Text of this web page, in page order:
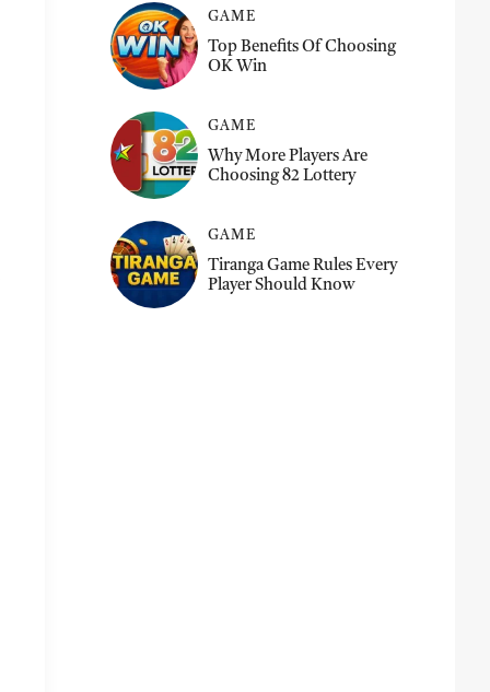
GAME
Top Benefits Of Choosing
OK Win
GAME
Why More Players Are
Choosing 82 Lottery
GAME
Tiranga Game Rules Every
Player Should Know